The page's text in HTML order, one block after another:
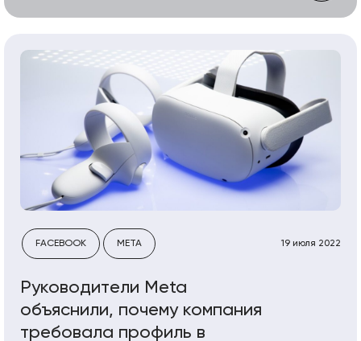
FACEBOOK META 19 июля 2022
Руководители Meta
объяснили, почему компания
требовала профиль в